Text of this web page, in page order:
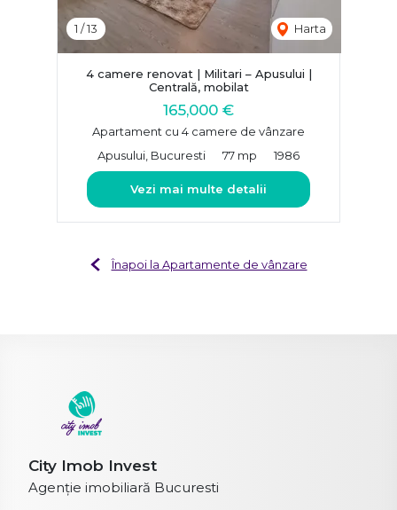
1 /13 Harta
4 camere renovat | Militari – Apusului |
Centrală, mobilat
165,000 €
Apartament cu 4 camere de vânzare
Apusului, Bucuresti
77 mp 1986
Vezi mai multe detalii
Înapoi la Apartamente de vânzare
City Imob Invest
Agenție imobiliară Bucuresti